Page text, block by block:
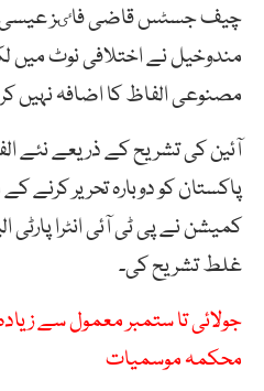
چیف جسٹس قاضی فاٸز
مندوخیل نے اختلافی نوٹ میں
مصنوعی الفاظ کا اضافہ نہیں
آئین کی تشریح کے ذریعے نئے
پاکستان کو دوبارہ تحریر کرنے
کمیشن نے پی ٹی آئی انٹرا
غلط تشریح کی۔
جولائی تا ستمبر معمول سے
محکمہ موسمیات